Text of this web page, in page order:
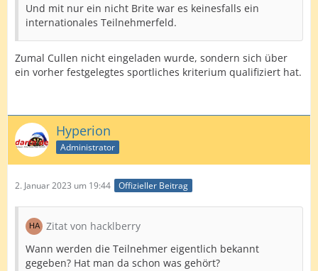
Und mit nur ein nicht Brite war es keinesfalls ein
internationales Teilnehmerfeld.
Zumal Cullen nicht eingeladen wurde, sondern sich über
ein vorher festgelegtes sportliches kriterium qualifiziert hat.
Hyperion
Administrator
2. Januar 2023 um 19:44 Offizieller Beitrag
Zitat von hacklberry
Wann werden die Teilnehmer eigentlich bekannt
gegeben? Hat man da schon was gehört?